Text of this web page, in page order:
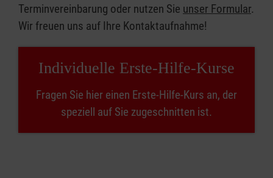
Terminvereinbarung oder nutzen Sie unser Formular.
Wir freuen uns auf Ihre Kontaktaufnahme!
Individuelle Erste-Hilfe-Kurse
Fragen Sie hier einen Erste-Hilfe-Kurs an, der
speziell auf Sie zugeschnitten ist.